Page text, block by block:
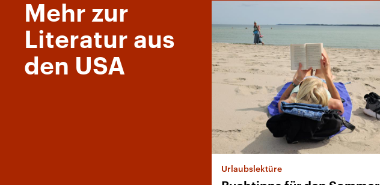
Mehr zur
Literatur aus
den USA
Urlaubslektüre